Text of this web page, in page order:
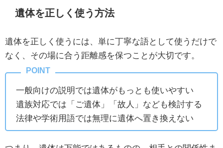
遺体を正しく使う方法
遺体を正しく使うには、単に丁寧な語として使うだけで
なく、その場に合う距離感を保つことが大切です。
一般向けの説明では遺体がもっとも使いやすい
遺族対応では「ご遺体」「故人」なども検討する
法律や学術用語では無理に遺体へ置き換えない